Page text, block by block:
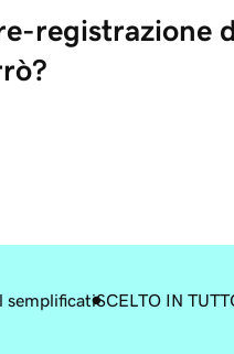
registrazione
semplificatiSCELTO IN